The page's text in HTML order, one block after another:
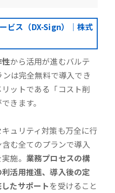
ビス（DX-Sign）｜株式
から活用が進むバルテ
は完全無料で導入でき
ットである「コスト削
きます。
ュリティ対策も万全に行
む全てのプランで導入
施。 業務プロセスの構
活用推進、導入後の定
たサポートを受けること